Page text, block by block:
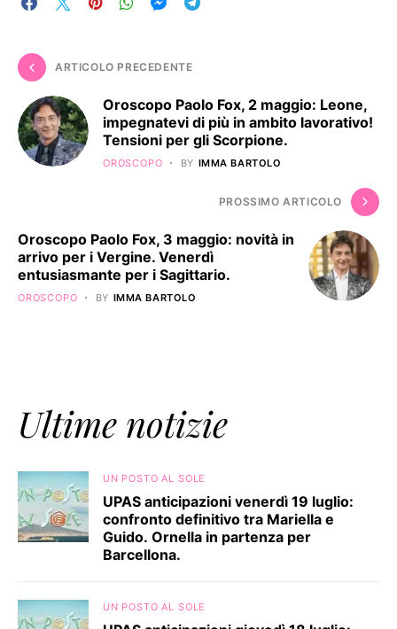
ARTICOLO PRECEDENTE
Oroscopo Paolo Fox, 2 maggio: Leone,
impegnatevi di più in ambito lavorativo!
Tensioni per gli Scorpione.
OROSCOPO BY IMMA BARTOLO
PROSSIMO ARTICOLO
Oroscopo Paolo Fox, 3 maggio: novità in
arrivo per i Vergine. Venerdì
entusiasmante per i Sagittario.
OROSCOPO BY IMMA BARTOLO
Ultime notizie
UN POSTO AL SOLE
UPAS anticipazioni venerdì 19 luglio:
confronto definitivo tra Mariella e
Guido. Ornella in partenza per
Barcellona.
UN POSTO AL SOLE